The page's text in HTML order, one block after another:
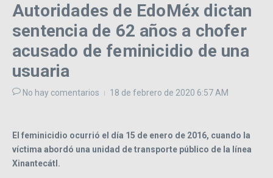
Autoridades de EdoMéx dictan
sentencia de 62 años a chofer
acusado de feminicidio de una
usuaria
No hay comentarios 18 de febrero de 2020 6:57 AM
El feminicidio ocurrió el día 15 de enero de 2016, cuando la
víctima abordó una unidad de transporte público de la línea
Xinantecátl.